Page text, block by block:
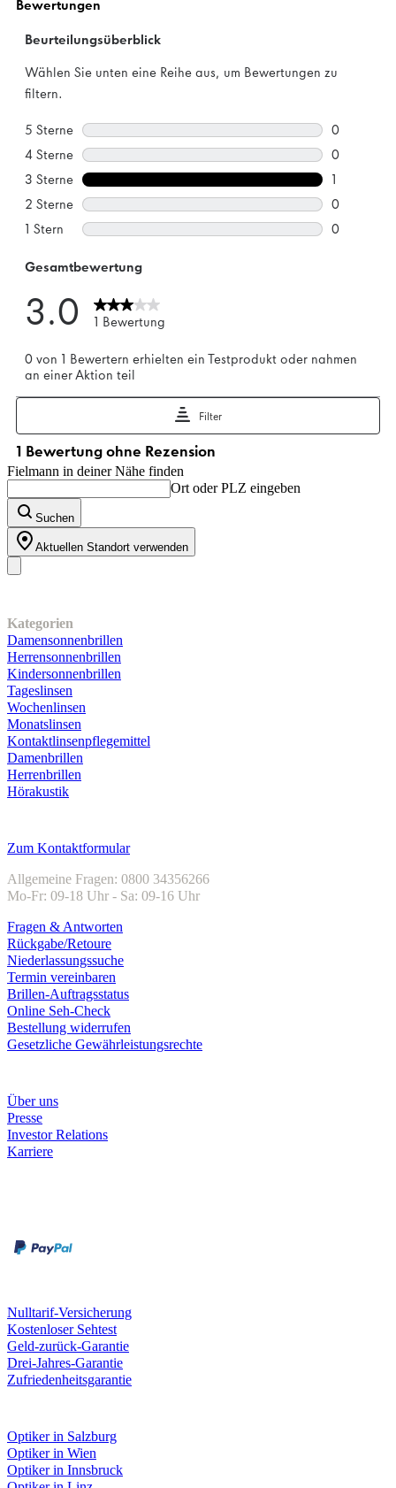
Fielmann in deiner Nähe finden
Ort oder PLZ eingeben
Suchen
Aktuellen Standort verwenden
Kategorien
Damensonnenbrillen
Herrensonnenbrillen
Kindersonnenbrillen
Tageslinsen
Wochenlinsen
Monatslinsen
Kontaktlinsenpflegemittel
Damenbrillen
Herrenbrillen
Hörakustik
Zum Kontaktformular
Allgemeine Fragen: 0800 34356266
Mo-Fr: 09-18 Uhr - Sa: 09-16 Uhr
Fragen & Antworten
Rückgabe/Retoure
Niederlassungssuche
Termin vereinbaren
Brillen-Auftragsstatus
Online Seh-Check
Bestellung widerrufen
Gesetzliche Gewährleistungsrechte
Über uns
Presse
Investor Relations
Karriere
Nulltarif-Versicherung
Kostenloser Sehtest
Geld-zurück-Garantie
Drei-Jahres-Garantie
Zufriedenheitsgarantie
Optiker in Salzburg
Optiker in Wien
Optiker in Innsbruck